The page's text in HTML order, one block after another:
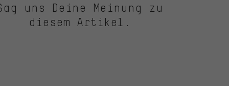
uns Deine Meinung zu
diesem Artikel.